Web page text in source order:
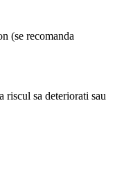
(se recomanda
riscul sa deteriorati sau